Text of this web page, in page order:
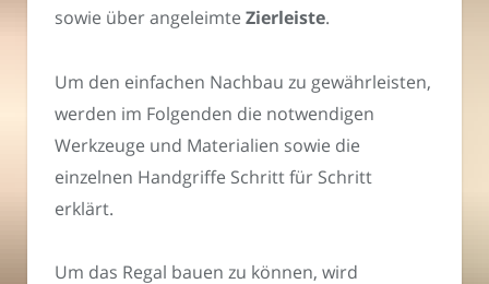
sowie über angeleimte Zierleiste.
Um den einfachen Nachbau zu gewährleisten,
werden im Folgenden die notwendigen
Werkzeuge und Materialien sowie die
einzelnen Handgriffe Schritt für Schritt
erklärt.
Um das Regal bauen zu können, wird